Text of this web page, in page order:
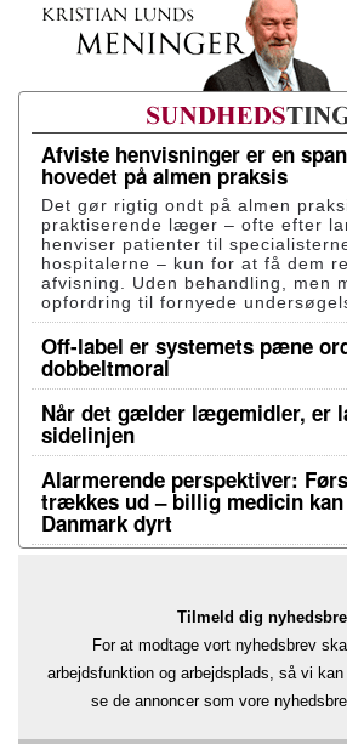
Afviste henvisninger er en
hovedet på almen praksis
Det gør rigtig ondt på almen
praktiserende læger – ofte efter
henviser patienter til
hospitalerne – kun for at få dem
afvisning. Uden behandling, men
opfordring til fornyede
Off-label er systemets pæne
dobbeltmoral
Når det gælder lægemidler, er
sidelinjen
Alarmerende perspektiver:
trækkes ud – billig medicin
Danmark dyrt
Tilmeld dig
For at modtage vort nyhedsbrev
arbejdsfunktion og arbejdsplads, så vi
se de annoncer som vore